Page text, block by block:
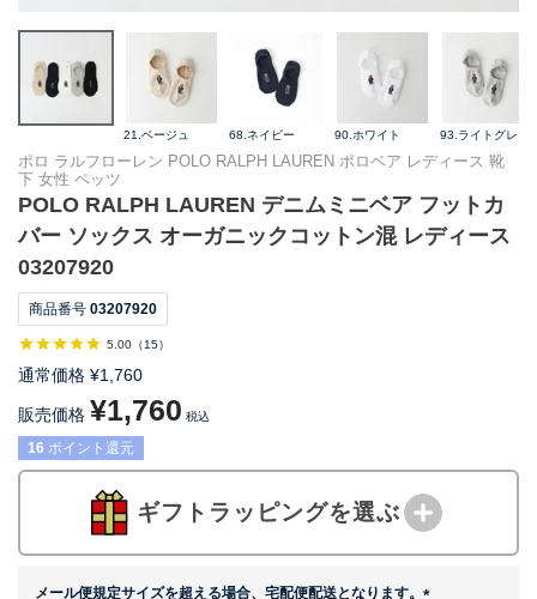
21.ベージュ 68.ネイビー 90.ホワイト 93.ライトグレー
ポロ ラルフローレン POLO RALPH LAUREN ポロベア レディース 靴
下 女性 ペッツ
POLO RALPH LAUREN デニムミニベア フットカ
バー ソックス オーガニックコットン混 レディース
03207920
商品番号 03207920
5.00 （15）
通常価格 ¥1,760
販売価格 ¥1,760 税込
16 ポイント還元
ギフトラッピングを選ぶ
メール便規定サイズを超える場合、宅配便配送となります。